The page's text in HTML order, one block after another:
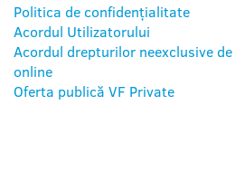
Politica de confidențialitate
Acordul Utilizatorului
Acordul drepturilor neexclusive
online
Oferta publică VF Private